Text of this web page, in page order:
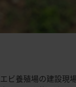
エビ養殖場の建設現